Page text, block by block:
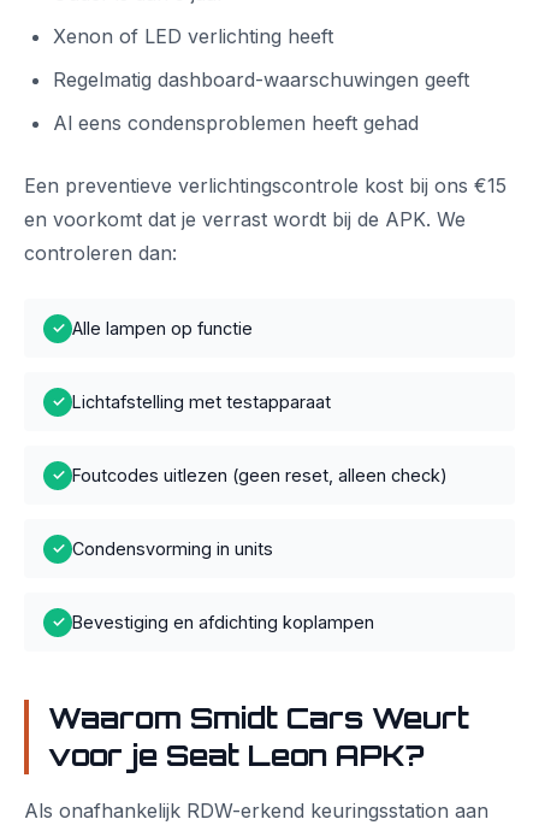
Xenon of LED verlichting heeft
Regelmatig dashboard-waarschuwingen geeft
Al eens condensproblemen heeft gehad
Een preventieve verlichtingscontrole kost bij ons €15
en voorkomt dat je verrast wordt bij de APK. We
controleren dan:
✓ Alle lampen op functie
✓ Lichtafstelling met testapparaat
✓ Foutcodes uitlezen (geen reset, alleen check)
✓ Condensvorming in units
✓ Bevestiging en afdichting koplampen
Waarom Smidt Cars Weurt
voor je Seat Leon APK?
Als onafhankelijk RDW-erkend keuringsstation aan